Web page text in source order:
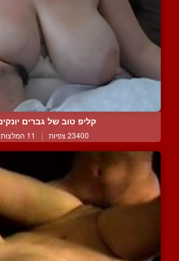
קליפ טוב של גברים
23400 צפיות | 11 המלצות